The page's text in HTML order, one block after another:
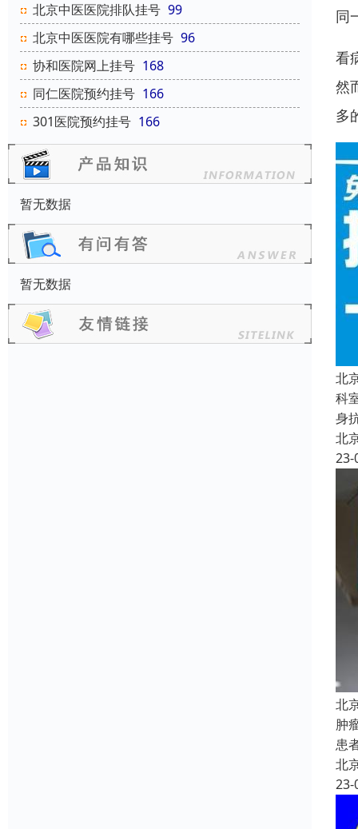
北京中医医院排队挂号 99
北京中医医院有哪些挂号 96
协和医院网上挂号 168
同仁医院预约挂号 166
301医院预约挂号 166
暂无数据
暂无数据
同
看
然
多
北
科
身
北
23-
北
肿
患
北
23-